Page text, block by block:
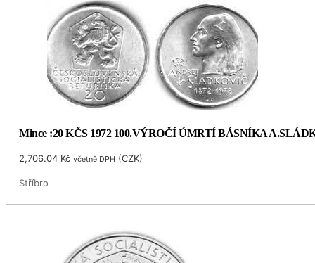
Mince :20 KČS 1972 100.VÝROČÍ ÚMRTÍ BÁSNÍKA
2,706.04 Kč včetně DPH (CZK)
Stříbro